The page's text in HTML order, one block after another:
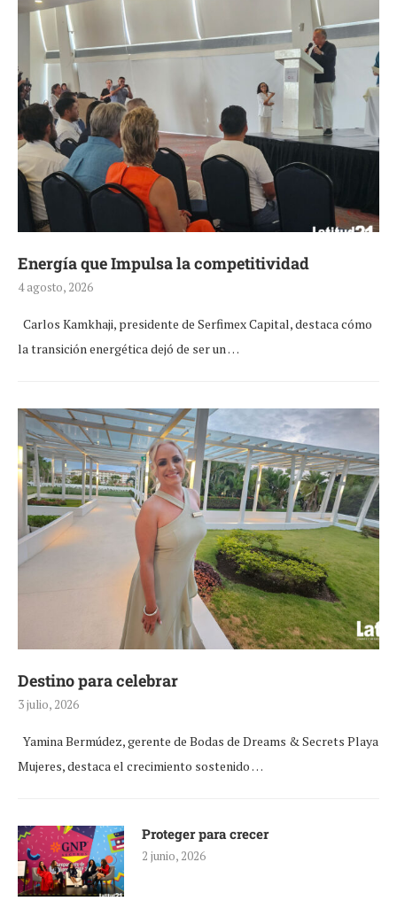
Energía que Impulsa la competitividad
4 agosto, 2026
Carlos Kamkhaji, presidente de Serfimex Capital, destaca cómo
la transición energética dejó de ser un …
Destino para celebrar
3 julio, 2026
Yamina Bermúdez, gerente de Bodas de Dreams & Secrets Playa
Mujeres, destaca el crecimiento sostenido …
Proteger para crecer
2 junio, 2026